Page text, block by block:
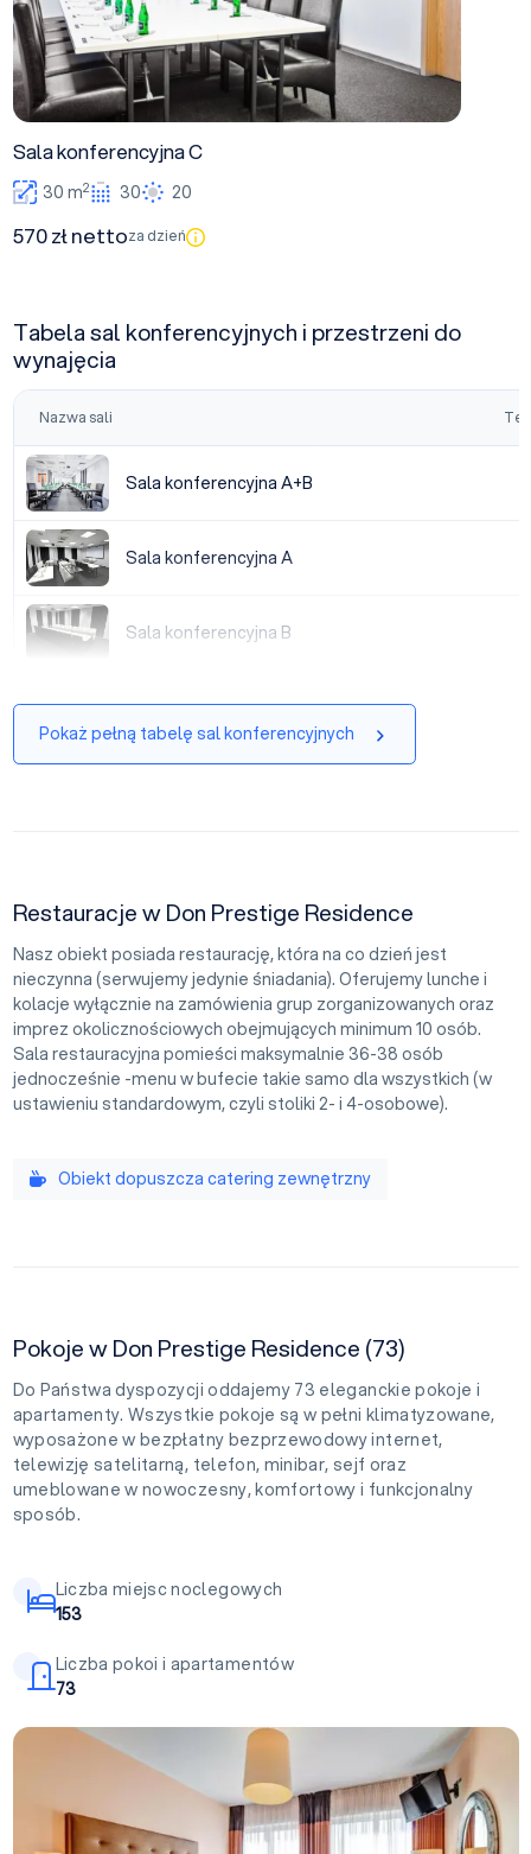
Sala konferencyjna C
30 m2 30 20
570 zł nettoza dzień
Tabela sal konferencyjnych i przestrzeni do
wynajęcia
Nazwa sali
Sala konferencyjna A+B
Sala konferencyjna A+B
Sala konferencyjna A
Sala konferencyjna A
Sala konferencyjna B
Sala konferencyjna B
Pokaż pełną tabelę sal konferencyjnych
Restauracje w Don Prestige Residence
Nasz obiekt posiada restaurację, która na co dzień jest
nieczynna (serwujemy jedynie śniadania). Oferujemy lunche i
kolacje wyłącznie na zamówienia grup zorganizowanych oraz
imprez okolicznościowych obejmujących minimum 10 osób.
Sala restauracyjna pomieści maksymalnie 36-38 osób
jednocześnie -menu w bufecie takie samo dla wszystkich (w
ustawieniu standardowym, czyli stoliki 2- i 4-osobowe).
Obiekt dopuszcza catering zewnętrzny
Pokoje w Don Prestige Residence (73)
Do Państwa dyspozycji oddajemy 73 eleganckie pokoje i
apartamenty. Wszystkie pokoje są w pełni klimatyzowane,
wyposażone w bezpłatny bezprzewodowy internet,
telewizję satelitarną, telefon, minibar, sejf oraz
umeblowane w nowoczesny, komfortowy i funkcjonalny
sposób.
Liczba miejsc noclegowych
153
Liczba pokoi i apartamentów
73